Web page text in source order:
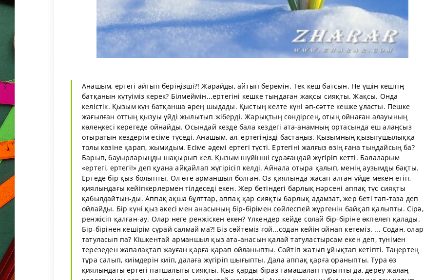
Анашым, ертегі айтып беріңізші?! Жарайды, айтып беремін. Тек кеш батсын. Не үшін кештің
батқанын күтуіміз керек? Білмеймін...ертегіні кешке тыңдаған жақсы сияқты. Жақсы. Онда
келістік. Қызым күн батқанша әрең шыдады. Қыстың келте күні әп-сәтте кешке ұласты. Пешке
жағылған оттың қызуы үйді жылытып жіберді. Жарықтың сөндірсең, отың ойнаған алауының
көлеңкесі керегеде ойнайды. Осындай кезде бала кездегі ата-анамның ортасында еш алаңсыз
отыратын кездерім есіме түседі. Анашым, ал, ертегіңізді бастаңыз. Қызымның қызығушылыққа
толы көзіне қарап, жымидым. Есіме әдемі ертегі түсті. Ертегіні жалғыз өзің ғана тыңдайсың ба?
Барып, бауырларыңды шақырып кел. Қызым шүйінші сұрағандай жүгіріп кетті. Балаларым
«ертегі, ертегі!» деп қуана айқайлап жүгірісіп келді. Айнала отыра қалып, менің аузымды бақты.
Ертеде бір қыз болыпты. Ол өте арманшыл болған. Өз қиялында жасап алған үйде мекен етіп,
қиялындағы кейіпкерлермен тілдеседі екен. Жер бетіндегі барлық нәрсені аппақ түс сияқты
қабылдайтын-ды. Аппақ ақша бұлттар, аппақ қар сияқты барлық адамзат, жер беті тап-таза деп
ойлайды. Бір күні қыз әкесі мен анасының бір-бірімен сөйлеспей жүргенін байқап қалыпты. Сірә,
ренжісіп қалған-ау. Олар неге ренжіскен екен? Үлкендер кейде солай бір-біріне өкпелеп қалады.
Бір-бірінен кешірім сұрай салмай ма?! Біз сөйтеміз ғой...содан кейін ойнап кетеміз. ... Содан, олар
татуласып па? Кішкентай арманшыл қыз ата-анасын қалай татуластырсам екен деп, түнімен
терезеден жапалақтап жауған қарға қарап ойланыпты. Сөйтіп жатып ұйықтап кетіпті. Таңертең
тұра салып, киімдерін киіп, далаға жүгіріп шығыпты. Дала аппақ қарға ораныпты. Тура өз
қиялындағы ертегі патшалығы сияқты. Қыз қарды біраз тамашалап тұрыпты да, дереу жалаң